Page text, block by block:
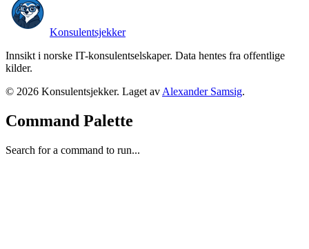
Konsulentsjekker
Innsikt i norske IT-konsulentselskaper. Data hentes fra offentlige
kilder.
© 2026 Konsulentsjekker. Laget av Alexander Samsig.
Command Palette
Search for a command to run...